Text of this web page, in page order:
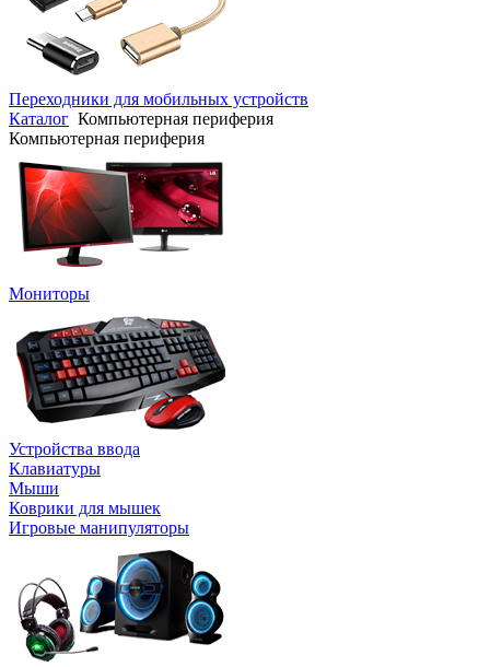
Переходники для мобильных устройств
Каталог Компьютерная периферия
Компьютерная периферия
Мониторы
Устройства ввода
Клавиатуры
Мыши
Коврики для мышек
Игровые манипуляторы